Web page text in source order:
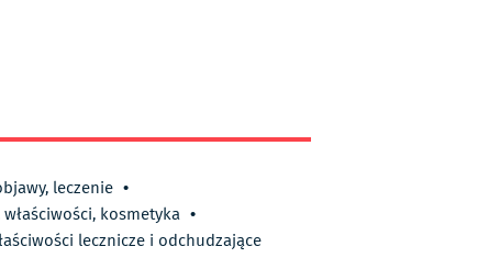
leczenie •
kosmetyka •
lecznicze i odchudzające